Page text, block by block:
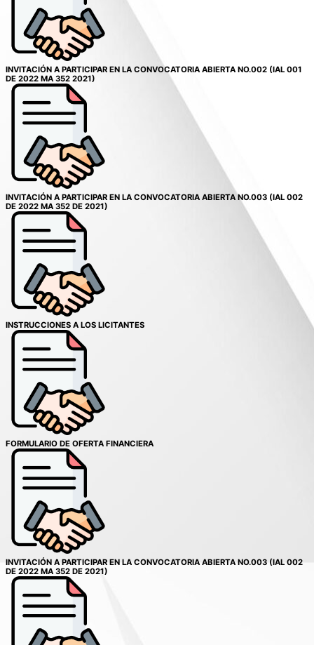
INVITACIÓN A PARTICIPAR EN LA CONVOCATORIA ABIERTA NO.002 (IAL 001
DE 2022 MA 352 2021)
INVITACIÓN A PARTICIPAR EN LA CONVOCATORIA ABIERTA NO.003 (IAL 002
DE 2022 MA 352 DE 2021)
INSTRUCCIONES A LOS LICITANTES
FORMULARIO DE OFERTA FINANCIERA
INVITACIÓN A PARTICIPAR EN LA CONVOCATORIA ABIERTA NO.003 (IAL 002
DE 2022 MA 352 DE 2021)